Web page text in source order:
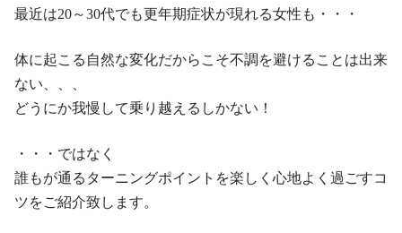
最近は20～30代でも更年期症状が現れる女性も・・・
体に起こる自然な変化だからこそ不調を避けることは出来
ない、、、
どうにか我慢して乗り越えるしかない！
・・・ではなく
誰もが通るターニングポイントを楽しく心地よく過ごすコ
ツをご紹介致します。